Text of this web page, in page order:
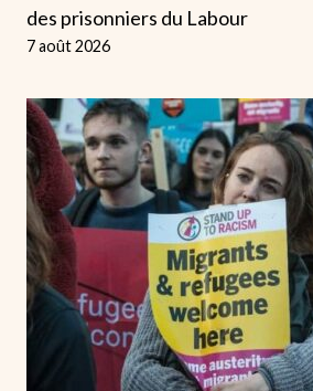
des prisonniers du Labour
7 août 2026